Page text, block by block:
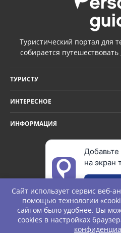
Туристический портал для
собирается путешествовать
ТУРИСТУ
ИНТЕРЕСНОЕ
ИНФОРМАЦИЯ
на экран
© Personal Guide.
Сайт использует сервис веб-
помощью технологии
сайтом было удобнее. Вы
cookies в настройках